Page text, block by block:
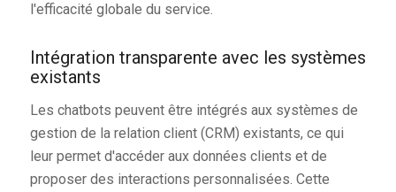
l'efficacité globale du service.
Intégration transparente avec les systèmes
existants
Les chatbots peuvent être intégrés aux systèmes de
gestion de la relation client (CRM) existants, ce qui
leur permet d'accéder aux données clients et de
proposer des interactions personnalisées. Cette